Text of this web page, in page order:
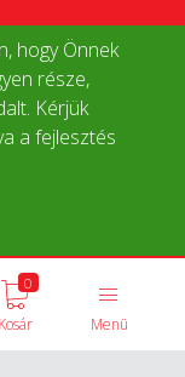
hogy Önnek
része,
Kérjük
a fejlesztés
Menü
0
Kosár